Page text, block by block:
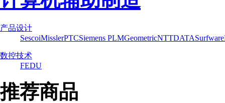
产品设计
SescoiMisslerPTCSiemens PLMGeometricNTTDATASurfware
数控技术
FEDU
推荐商品